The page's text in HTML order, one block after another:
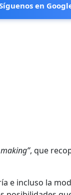
en
, que
e incluso la